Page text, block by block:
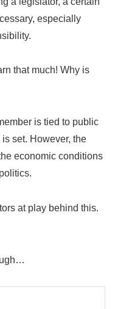
especially
that much! Why is
is tied to public
set. However, the
economic conditions
at play behind this.